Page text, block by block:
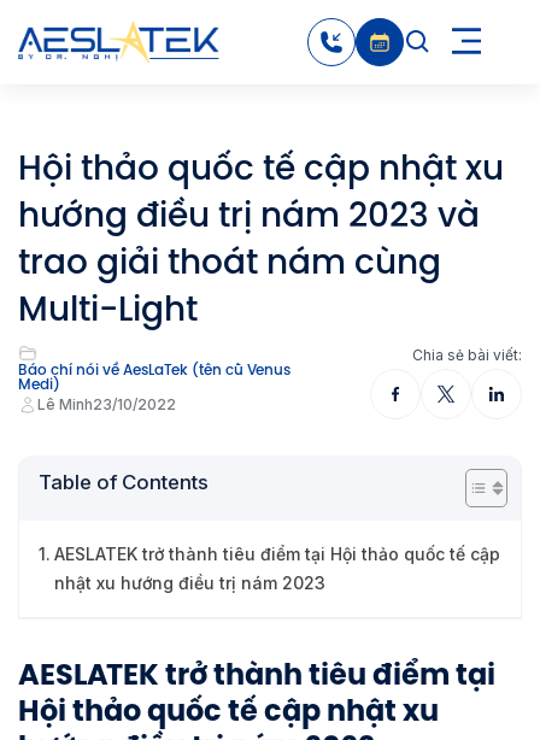
Hội thảo quốc tế cập nhật xu
hướng điều trị nám 2023 và
trao giải thoát nám cùng
Multi-Light
Báo chí nói về AesLaTek (tên cũ Venus
Medi)
Lê Minh23/10/2022
Chia sẻ bài viết:
Table of Contents
AESLATEK trở thành tiêu điểm tại Hội thảo quốc tế cập
nhật xu hướng điều trị nám 2023
AESLATEK trở thành tiêu điểm tại
Hội thảo quốc tế cập nhật xu